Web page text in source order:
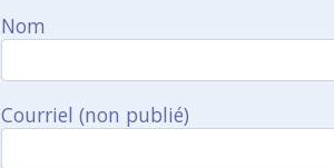
Nom
Courriel (non publié)